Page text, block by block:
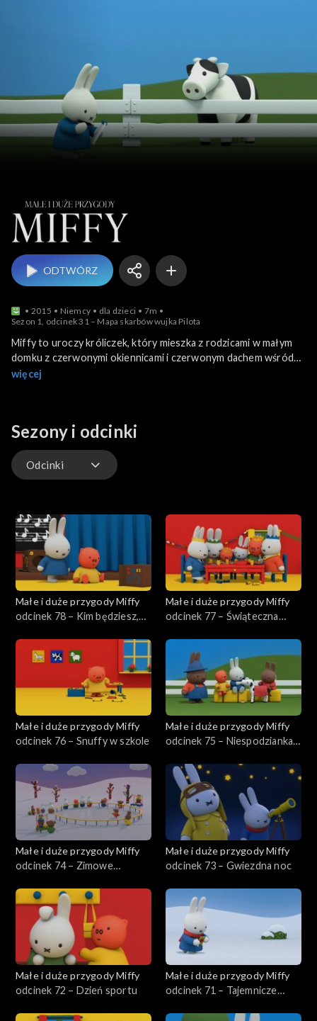
ODTWÓRZ
2015 Niemcy dla dzieci
7m
Sezon 1, odcinek 31 – Mapa skarbów wujka Pilota
Miffy to uroczy króliczek, który mieszka z rodzicami w małym
domku z czerwonymi okiennicami i czerwonym dachem wśród
zielonych pól. Jest żądna przygód i lubi zwiedzać z przyjaciółmi
więcej
Sezony i odcinki
Odcinki
Małe i duże przygody Miffy
odcinek 78 – Kim będziesz,
Małe i duże przygody Miffy
odcinek 77 – Świąteczna
Małe i duże przygody Miffy
odcinek 76 – Snuffy w szkole
Małe i duże przygody Miffy
odcinek 75 – Niespodzianka
Małe i duże przygody Miffy
odcinek 74 – Zimowe
Małe i duże przygody Miffy
odcinek 73 – Gwiezdna noc
Małe i duże przygody Miffy
odcinek 72 – Dzień sportu
Małe i duże przygody Miffy
odcinek 71 – Tajemnicze